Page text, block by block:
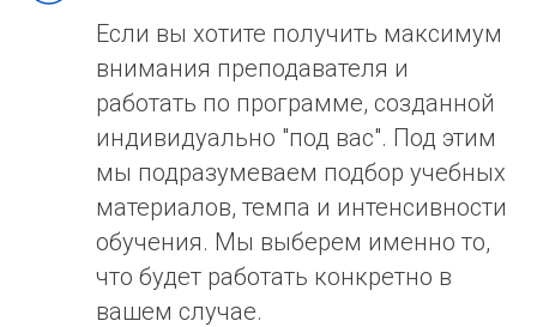
Если вы хотите получить максимум
внимания преподавателя и
работать по программе, созданной
индивидуально "под вас". Под этим
мы подразумеваем подбор учебных
материалов, темпа и интенсивности
обучения. Мы выберем именно то,
что будет работать конкретно в
вашем случае.